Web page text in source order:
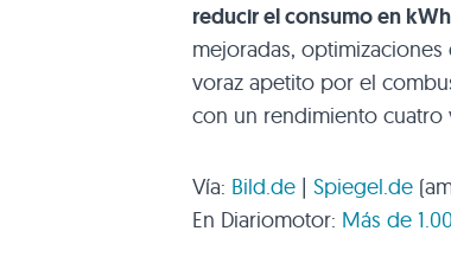
reducir el consumo en
mejoradas,
voraz apetito por el
con un rendimiento cuatro
Vía: Bild.de | Spiegel.de
En Diariomotor: Más de